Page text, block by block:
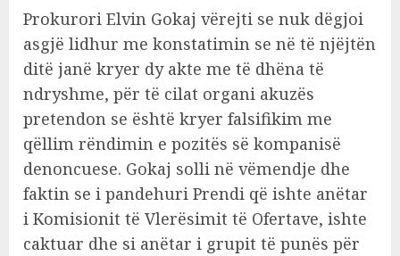
Prokurori Elvin Gokaj vërejti se nuk dëgjoi
asgjë lidhur me konstatimin se në të njëjtën
ditë janë kryer dy akte me të dhëna të
ndryshme, për të cilat organi akuzës
pretendon se është kryer falsifikim me
qëllim rëndimin e pozitës së kompanisë
denoncuese. Gokaj solli në vëmendje dhe
faktin se i pandehuri Prendi që ishte anëtar
i Komisionit të Vlerësimit të Ofertave, ishte
caktuar dhe si anëtar i grupit të punës për